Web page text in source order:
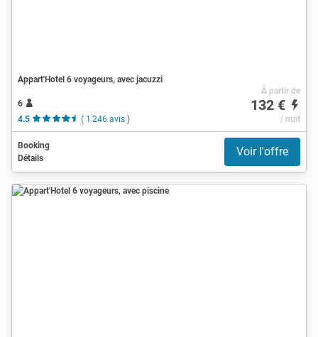
Appart'Hotel 6 voyageurs, avec jacuzzi
6
4.5
( 1 246 avis )
À partir de
132 €
/ nuit
Booking
Détails
Voir l'offre